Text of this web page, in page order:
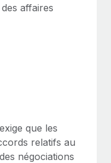
affaires
que les
relatifs au
négociations